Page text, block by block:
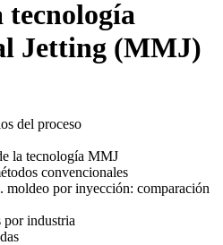
Jetting (MMJ)
del proceso
la tecnología MMJ
convencionales
por inyección: comparación
industria